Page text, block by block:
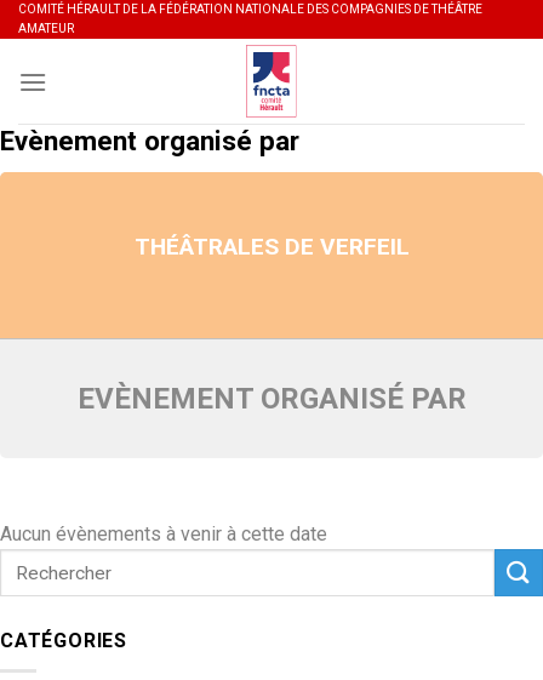
Skip
to
content
COMITÉ HÉRAULT DE LA FÉDÉRATION NATIONALE DES COMPAGNIES DE THÉÂTRE
AMATEUR
Evènement organisé par
THÉÂTRALES DE VERFEIL
EVÈNEMENT ORGANISÉ PAR
Aucun évènements à venir à cette date
CATÉGORIES